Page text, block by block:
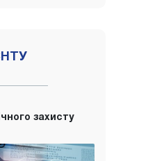
захисту